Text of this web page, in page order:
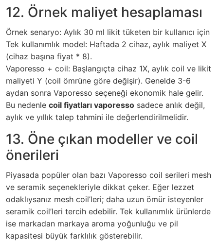
12. Örnek maliyet hesaplaması
Örnek senaryo: Aylık 30 ml likit tüketen bir kullanıcı için
Tek kullanımlık model: Haftada 2 cihaz, aylık maliyet X
(cihaz başına fiyat * 8).
Vaporesso + coil: Başlangıçta cihaz 1X, aylık coil ve likit
maliyeti Y (coil ömrüne göre değişir). Genelde 3-6
aydan sonra Vaporesso seçeneği ekonomik hale gelir.
Bu nedenle coil fiyatları vaporesso sadece anlık değil,
aylık ve yıllık talep tahmini ile değerlendirilmelidir.
13. Öne çıkan modeller ve coil
önerileri
Piyasada popüler olan bazı Vaporesso coil serileri mesh
ve seramik seçenekleriyle dikkat çeker. Eğer lezzet
odaklıysanız mesh coil’leri; daha uzun ömür isteyenler
seramik coil’leri tercih edebilir. Tek kullanımlık ürünlerde
ise markadan markaya aroma yoğunluğu ve pil
kapasitesi büyük farklılık gösterebilir.